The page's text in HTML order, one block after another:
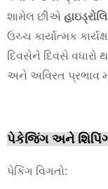
શામેલ છીએ
ઉચ્ચ કાર્યાત્મક
દિવસેને દિવસે વધારો
અને અવિરત પ્રભાવ
પેકેજિંગ અને
પેકિંગ વિગતો: